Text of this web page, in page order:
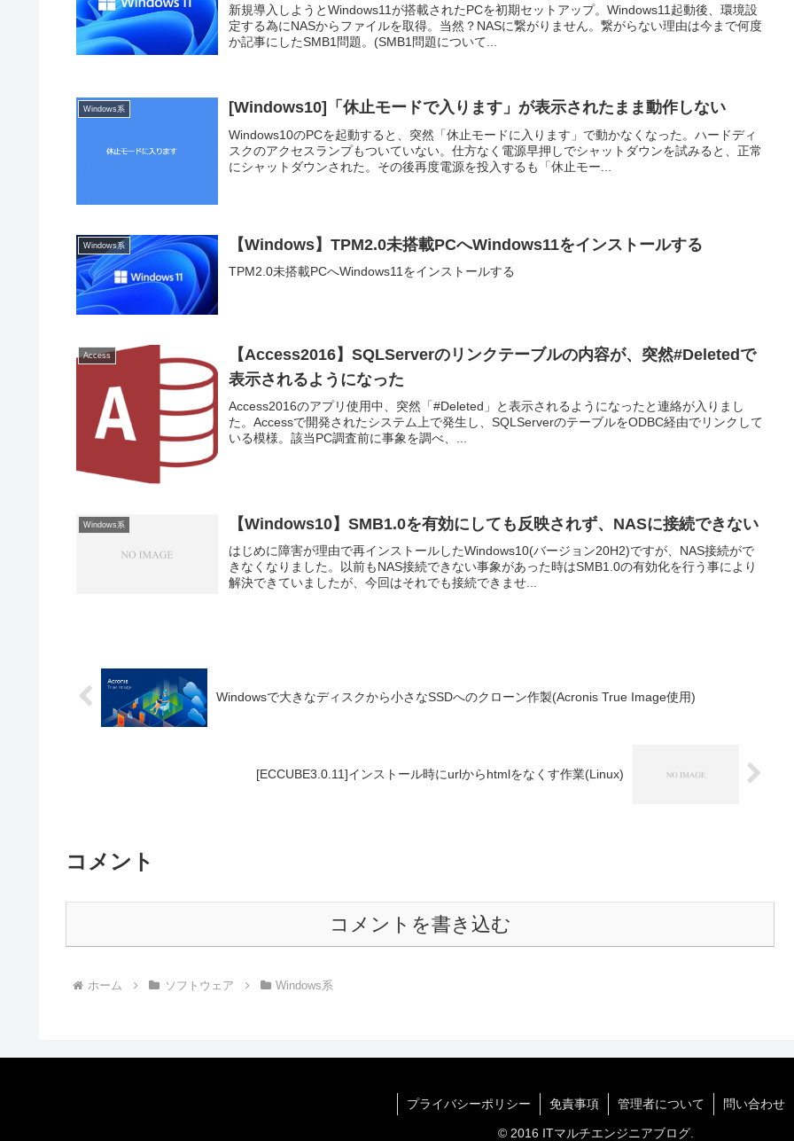
新規導入しようとWindows11が搭載されたPCを初期セットアップ。Windows11起動後、環境設
定する為にNASからファイルを取得。当然？NASに繋がりません。繋がらない理由は今まで何度
か記事にしたSMB1問題。(SMB1問題について...
Windows系 [Windows10]「休止モードで入ります」が表示されたまま動作しない
Windows10のPCを起動すると、突然「休止モードに入ります」で動かなくなった。ハードディ
スクのアクセスランプもついていない。仕方なく電源早押しでシャットダウンを試みると、正常
にシャットダウンされた。その後再度電源を投入するも「休止モー...
Windows系 【Windows】TPM2.0未搭載PCへWindows11をインストールする
TPM2.0未搭載PCへWindows11をインストールする
Access
【Access2016】SQLServerのリンクテーブルの内容が、突然#Deletedで
表示されるようになった
Access2016のアプリ使用中、突然「#Deleted」と表示されるようになったと連絡が入りまし
た。Accessで開発されたシステム上で発生し、SQLServerのテーブルをODBC経由でリンクして
いる模様。該当PC調査前に事象を調べ、...
Windows系 【Windows10】SMB1.0を有効にしても反映されず、NASに接続できない
はじめに障害が理由で再インストールしたWindows10(バージョン20H2)ですが、NAS接続がで
きなくなりました。以前もNAS接続できない事象があった時はSMB1.0の有効化を行う事により
解決できていましたが、今回はそれでも接続できませ...
Windowsで大きなディスクから小さなSSDへのクローン作製(Acronis True Image使用)
[ECCUBE3.0.11]インストール時にurlからhtmlをなくす作業(Linux)
コメント
コメントを書き込む
ホーム ソフトウェア Windows系
プライバシーポリシー 免責事項 管理者について 問い合わせ
© 2016 ITマルチエンジニアブログ.